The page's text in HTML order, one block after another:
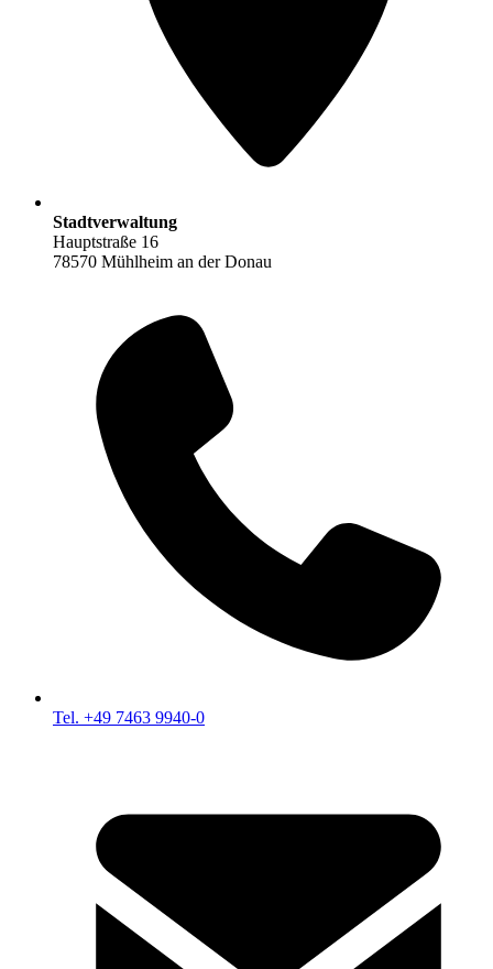
Stadtverwaltung
Hauptstraße 16
78570 Mühlheim an der Donau
Tel. +49 7463 9940-0